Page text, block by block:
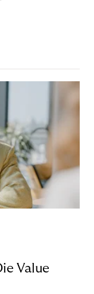
Value